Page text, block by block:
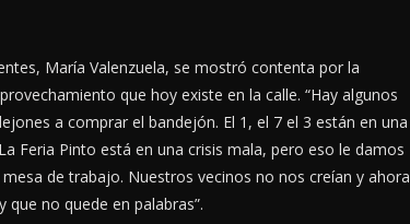
María Valenzuela, se mostró contenta por la
que hoy existe en la calle. “Hay algunos
a comprar el bandejón. El 1, el 7 el 3 están en una
Feria Pinto está en una crisis mala, pero eso le damos
de trabajo. Nuestros vecinos no nos creían y ahora
no quede en palabras”.